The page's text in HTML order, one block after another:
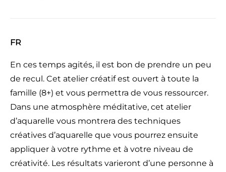
FR
En ces temps agités, il est bon de prendre un peu
de recul. Cet atelier créatif est ouvert à toute la
famille (8+) et vous permettra de vous ressourcer.
Dans une atmosphère méditative, cet atelier
d’aquarelle vous montrera des techniques
créatives d’aquarelle que vous pourrez ensuite
appliquer à votre rythme et à votre niveau de
créativité. Les résultats varieront d’une personne à